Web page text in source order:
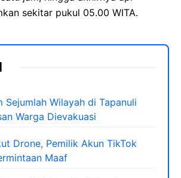
sekitar pukul 05.00 WITA.
Sejumlah Wilayah di Tapanuli
Warga Dievakuasi
Drone, Pemilik Akun TikTok
Maaf